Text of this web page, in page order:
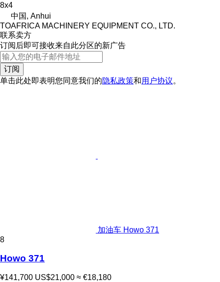
8x4
中国, Anhui
TOAFRICA MACHINERY EQUIPMENT CO., LTD.
联系卖方
订阅后即可接收来自此分区的新广告
订阅
单击此处即表明您同意我们的隐私政策和用户协议。
加油车 Howo 371
8
Howo 371
¥141,700 US$21,000 ≈ €18,180